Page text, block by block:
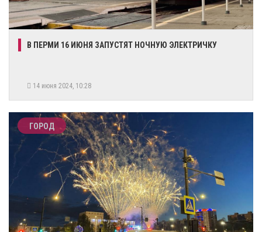
​В ПЕРМИ 16 ИЮНЯ ЗАПУСТЯТ НОЧНУЮ ЭЛЕКТРИЧКУ
14 июня 2024, 10:28
ГОРОД